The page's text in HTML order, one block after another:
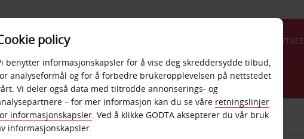
PRODUKTER BEDRIFTSAVTALE
HENT FRA
policy
benytter informasjonskapsler for å vise deg skreddersydde tilbud,
analyseformål og for å forbedre brukeropplevelsen på nettstedet
Vi deler også data med tiltrodde annonserings- og
– for mer informasjon kan du se våre retningslinjer
informasjonskapsler. Ved å klikke GODTA aksepterer du vår bruk
informasjonskapsler.